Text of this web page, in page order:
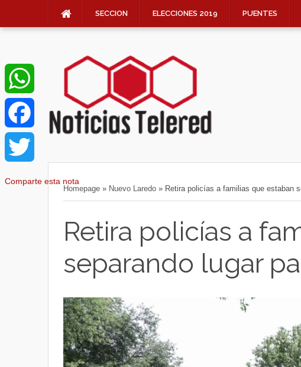
SECCION ELECCIONES 2019 PUENTES
Homepage » Nuevo Laredo » Retira policías a familias que estaban
Retira policías a
separando lugar
W
h F
T
Comparte esta nota